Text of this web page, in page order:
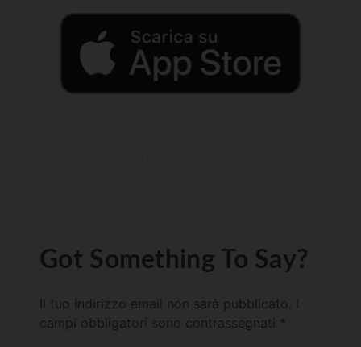
Got Something To Say?
Il tuo indirizzo email non sarà pubblicato.
campi obbligatori sono contrassegnati *